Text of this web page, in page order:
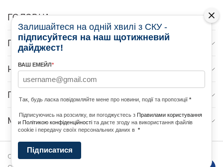
ГОЛОВНА
ПРО НАС
НОВИНИ
ПРОГРАМИ
МЕДІА КОНТАКТИ
Copyright © 2026 Ukrainian World
Залишайтеся на одній хвилі з СКУ -
підписуйтеся на наш щотижневий
дайджест!
ВАШ ЕМЕЙЛ*
Так, будь ласка повідомляйте мене про новини, події та пропозиції *
Підписуючись на розсилку, ви погоджуєтесь з Правилами користування
и Політикою конфіденційності та даєте згоду на використання файлів
cookie і передачу своїх персональних даних в *
Підписатися